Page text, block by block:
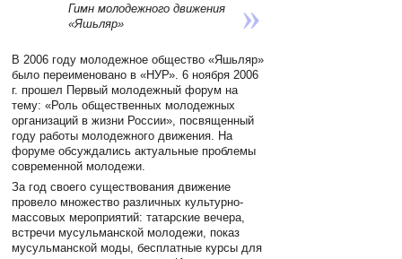
Гимн молодежного движения
«Яшьляр»
В 2006 году молодежное общество «Яшьляр»
было переименовано в «НУР». 6 ноября 2006
г. прошел Первый молодежный форум на
тему: «Роль общественных молодежных
организаций в жизни России», посвященный
году работы молодежного движения. На
форуме обсуждались актуальные проблемы
современной молодежи.
За год своего существования движение
провело множество различных культурно-
массовых мероприятий: татарские вечера,
встречи мусульманской молодежи, показ
мусульманской моды, бесплатные курсы для